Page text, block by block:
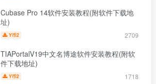
Cubase Pro 14软件安装教程(附软件下载地
址)
Y币2 2709
TIAPortalV19中文名博途软件安装教程(附软
件下载地址)
Y币2 1718